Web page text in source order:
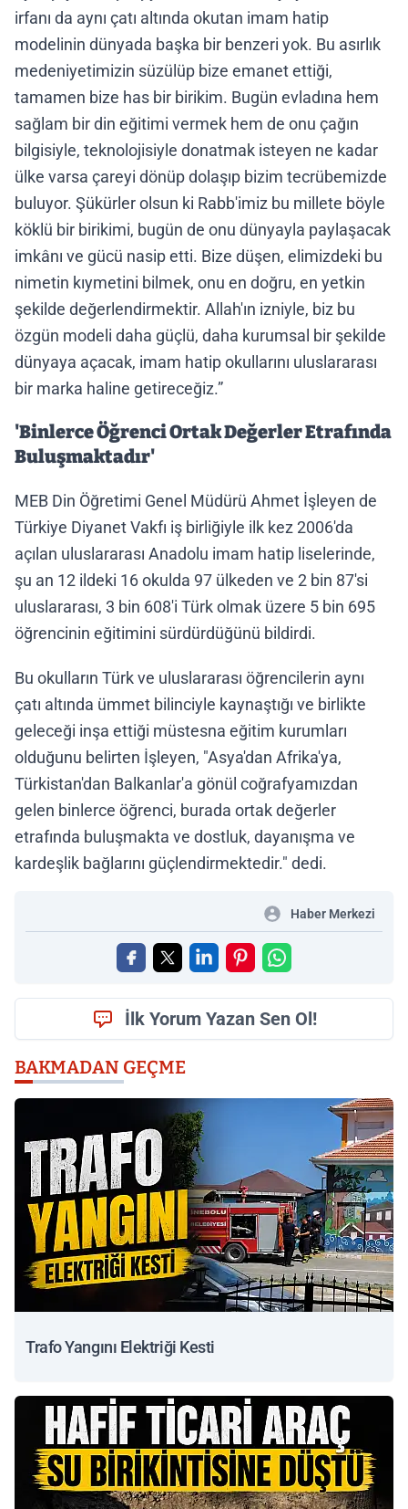
irfanı da aynı çatı altında okutan imam hatip
modelinin dünyada başka bir benzeri yok. Bu asırlık
medeniyetimizin süzülüp bize emanet ettiği,
tamamen bize has bir birikim. Bugün evladına hem
sağlam bir din eğitimi vermek hem de onu çağın
bilgisiyle, teknolojisiyle donatmak isteyen ne kadar
ülke varsa çareyi dönüp dolaşıp bizim tecrübemizde
buluyor. Şükürler olsun ki Rabb'imiz bu millete böyle
köklü bir birikimi, bugün de onu dünyayla paylaşacak
imkânı ve gücü nasip etti. Bize düşen, elimizdeki bu
nimetin kıymetini bilmek, onu en doğru, en yetkin
şekilde değerlendirmektir. Allah'ın izniyle, biz bu
özgün modeli daha güçlü, daha kurumsal bir şekilde
dünyaya açacak, imam hatip okullarını uluslararası
bir marka haline getireceğiz.”
'Binlerce Öğrenci Ortak Değerler Etrafında
Buluşmaktadır'
MEB Din Öğretimi Genel Müdürü Ahmet İşleyen de
Türkiye Diyanet Vakfı iş birliğiyle ilk kez 2006'da
açılan uluslararası Anadolu imam hatip liselerinde,
şu an 12 ildeki 16 okulda 97 ülkeden ve 2 bin 87'si
uluslararası, 3 bin 608'i Türk olmak üzere 5 bin 695
öğrencinin eğitimini sürdürdüğünü bildirdi.
Bu okulların Türk ve uluslararası öğrencilerin aynı
çatı altında ümmet bilinciyle kaynaştığı ve birlikte
geleceği inşa ettiği müstesna eğitim kurumları
olduğunu belirten İşleyen, "Asya'dan Afrika'ya,
Türkistan'dan Balkanlar'a gönül coğrafyamızdan
gelen binlerce öğrenci, burada ortak değerler
etrafında buluşmakta ve dostluk, dayanışma ve
kardeşlik bağlarını güçlendirmektedir." dedi.
Haber Merkezi
İlk Yorum Yazan Sen Ol!
BAKMADAN GEÇME
Trafo Yangını Elektriği Kesti